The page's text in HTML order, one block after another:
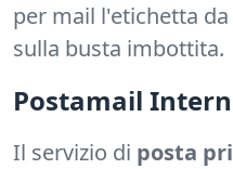
per mail l'etichetta
sulla busta imbottita.
Postamail
Il servizio di posta